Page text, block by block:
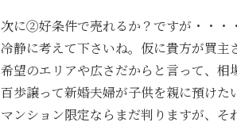
次に②好条件で売れるか？ですが・・・・
冷静に考えて下さいね。仮に貴方が買主
希望のエリアや広さだからと言って、相
百歩譲って新婚夫婦が子供を親に預けた
マンション限定ならまだ判りますが、そ